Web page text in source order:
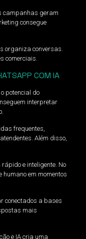
campanhas geram
consegue
organiza conversas.
comerciais.
COM IA
potencial do
interpretar
frequentes,
Além disso,
e inteligente. No
em momentos
conectados a bases
mais
e IA cria uma